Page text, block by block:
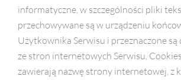
informatyczne, w szczególności pliki
przechowywane są w urządzeniu
Użytkownika Serwisu i przeznaczone
ze stron internetowych Serwisu.
zawierają nazwę strony internetowej, z